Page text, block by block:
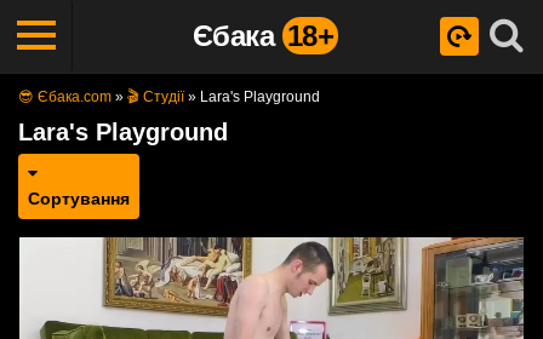
Єбака 18+
😎 Єбака.com » 🎬 Студії» Lara's Playground
Lara's Playground
Сортування